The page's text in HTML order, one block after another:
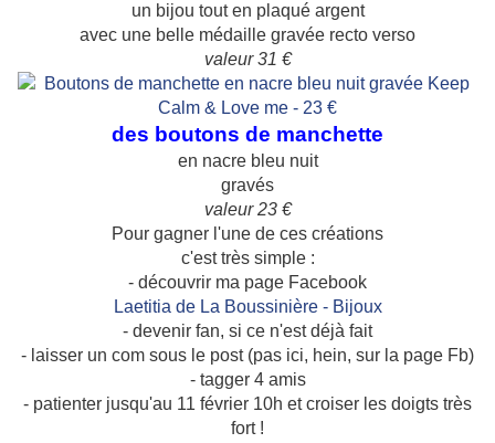
un bijou tout en plaqué argent
avec une belle médaille gravée recto verso
valeur 31 €
des boutons de manchette
en nacre bleu nuit
gravés
valeur 23 €
Pour gagner l'une de ces créations
c'est très simple :
- découvrir ma page Facebook
Laetitia de La Boussinière - Bijoux
- devenir fan, si ce n'est déjà fait
- laisser un com sous le post (pas ici, hein, sur la page Fb)
- tagger 4 amis
- patienter jusqu'au 11 février 10h et croiser les doigts très
fort !